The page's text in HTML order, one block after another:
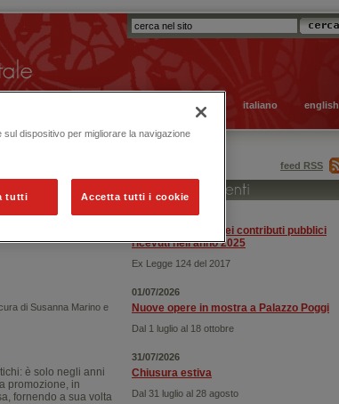
italiano english
di Susanna Marino e
è solo negli anni
promozione, in
fornendo a sua volta
feed RSS
31/12/2025
Rendicontazione dei contributi pubblici
ricevuti nell'anno 2025
Ex Legge 124 del 2017
01/07/2026
Nuove opere in mostra a Palazzo Poggi
Dal 1 luglio al 18 ottobre
31/07/2026
Chiusura estiva
Dal 31 luglio al 28 agosto
dispositivo per migliorare la navigazione
tutti Accetta tutti i cookie